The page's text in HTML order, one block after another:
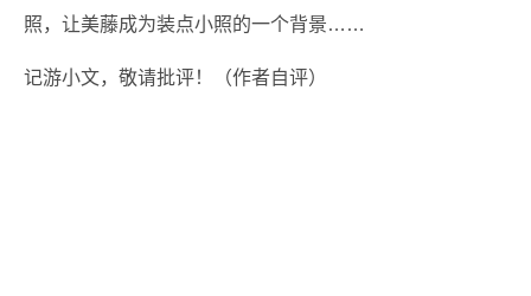
照，让美藤成为装点小照的一个背景……
记游小文，敬请批评！（作者自评）